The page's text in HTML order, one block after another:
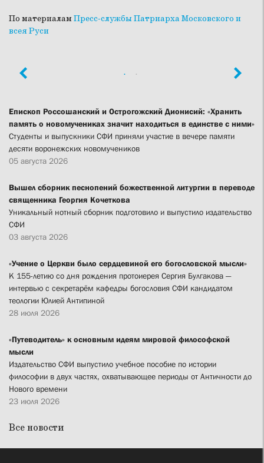
По материаламПресс-службы Патриарха Московского и
всея Руси
Епископ Россошанский и Острогожский Дионисий: «Хранить
память о новомучениках значит находиться в единстве с ними»
Студенты и выпускники СФИ приняли участие в вечере памяти
десяти воронежских новомучеников
05 августа 2026
Вышел сборник песнопений божественной литургии в переводе
священника Георгия Кочеткова
Уникальный нотный сборник подготовило и выпустило издательство
СФИ
03 августа 2026
«Учение о Церкви было сердцевиной его богословской мысли»
К 155-летию со дня рождения протоиерея Сергия Булгакова —
интервью с секретарём кафедры богословия СФИ кандидатом
теологии Юлией Антипиной
28 июля 2026
«Путеводитель» к основным идеям мировой философской
мысли
Издательство СФИ выпустило учебное пособие по истории
философии в двух частях, охватывающее периоды от Античности до
Нового времени
23 июля 2026
Все новости